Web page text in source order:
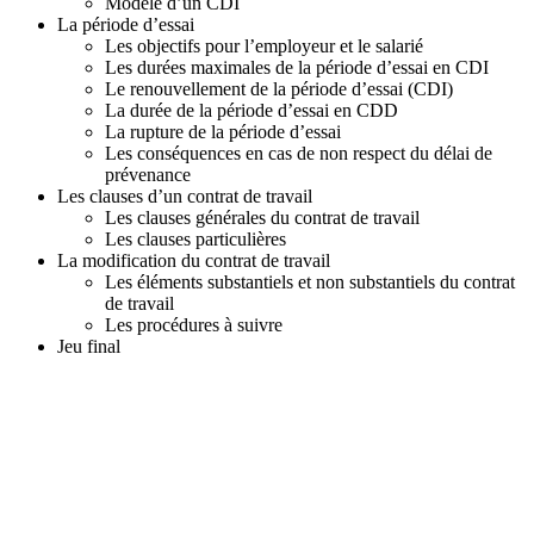
La période d’essai
Les objectifs pour l’employeur et le salarié
Les durées maximales de la période d’essai en CDI
Le renouvellement de la période d’essai (CDI)
La durée de la période d’essai en CDD
La rupture de la période d’essai
Les conséquences en cas de non respect du délai de
prévenance
Les clauses d’un contrat de travail
Les clauses générales du contrat de travail
Les clauses particulières
La modification du contrat de travail
Les éléments substantiels et non substantiels du contrat
de travail
Les procédures à suivre
Jeu final